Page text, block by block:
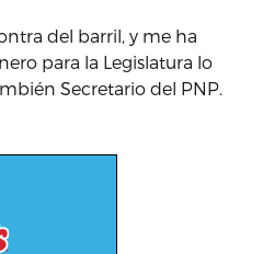
del barril, y me ha
para la Legislatura lo
Secretario del PNP.